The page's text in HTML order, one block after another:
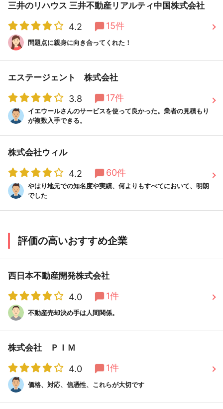
三井のリハウス 三井不動産リアルティ中国株式会社
4.2 15件
問題点に親身に向き合ってくれた！
エステージェント 株式会社
3.8 17件
イエウールさんのサービスを使って良かった。業者の見積もり
が複数入手できる。
株式会社ウィル
4.2 60件
やはり地元での知名度や実績、何よりもすべてにおいて、明朗
でした
評価の高いおすすめ企業
西日本不動産開発株式会社
4.0 1件
不動産売却決め手は人間関係。
株式会社 ＰＩＭ
4.0 1件
価格、対応、信憑性、これらが大切です